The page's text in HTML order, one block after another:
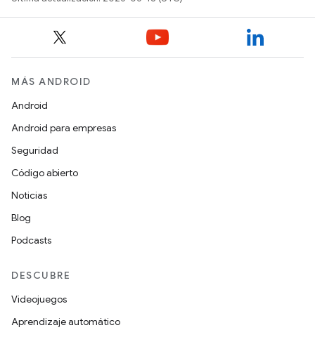
MÁS ANDROID
Android
Android para empresas
Seguridad
Código abierto
Noticias
Blog
Podcasts
DESCUBRE
Videojuegos
Aprendizaje automático